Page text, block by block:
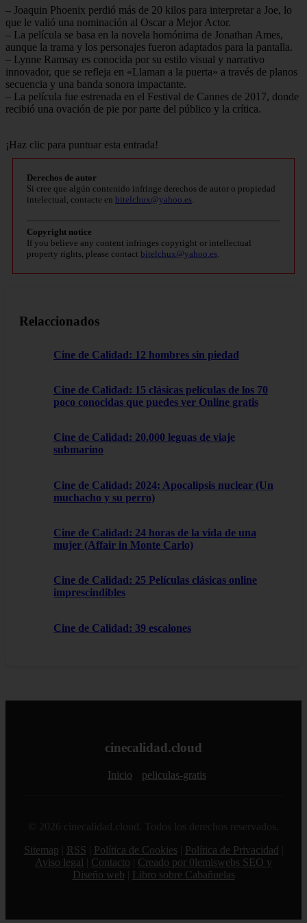
– Joaquin Phoenix perdió más de 20 kilos para interpretar a Joe, lo
que le valió una nominación al Oscar a Mejor Actor.
– La película se basa en la novela homónima de Jonathan Ames,
aunque la trama y los personajes fueron adaptados para la pantalla.
– Lynne Ramsay es conocida por su estilo visual y narrativo
innovador, que se refleja en «Llaman a la puerta» a través de planos
secuencia y una banda sonora impactante.
– La película fue estrenada en el Festival de Cannes de 2017, donde
recibió una ovación de pie por parte del público y la crítica.
¡Haz clic para puntuar esta entrada!
Derechos de autor
Si cree que algún contenido infringe derechos de autor o propiedad
intelectual, contacte en bitelchux@yahoo.es
Copyright notice
If you believe any content infringes copyright or intellectual
property rights, please contact bitelchux@yahoo.es
Relaccionados
Cine de Calidad: 12 hombres sin piedad
Cine de Calidad: 15 clásicas películas de los 70
poco conocidas que puedes ver Online gratis
Cine de Calidad: 20.000 leguas de viaje
submarino
Cine de Calidad: 2024: Apocalipsis nuclear (Un
muchacho y su perro)
Cine de Calidad: 24 horas de la vida de una
mujer (Affair in Monte Carlo)
Cine de Calidad: 25 Películas clásicas online
imprescindibles
Cine de Calidad: 39 escalones
cinecalidad.cloud
Inicio peliculas-gratis
© 2026 cinecalidad.cloud. Todos los derechos reservados.
Sitemap
RSS Política de Cookies Política de Privacidad
Aviso legal
Contacto
Creado por 0lemiswebs SEO y
Diseño web
Libro sobre Cabañuelas